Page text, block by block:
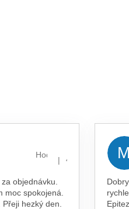
Hodnocení obchodu je 5
| 4.8.2026
objednávku.
moc spokojená.
hezký den.
M